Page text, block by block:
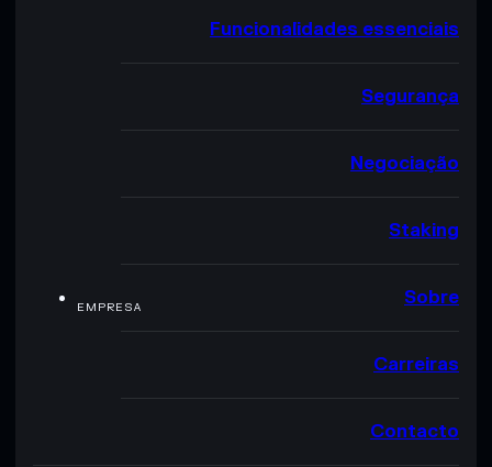
Funcionalidades essenciais
Segurança
Negociação
Staking
EMPRESA Sobre
Carreiras
Contacto